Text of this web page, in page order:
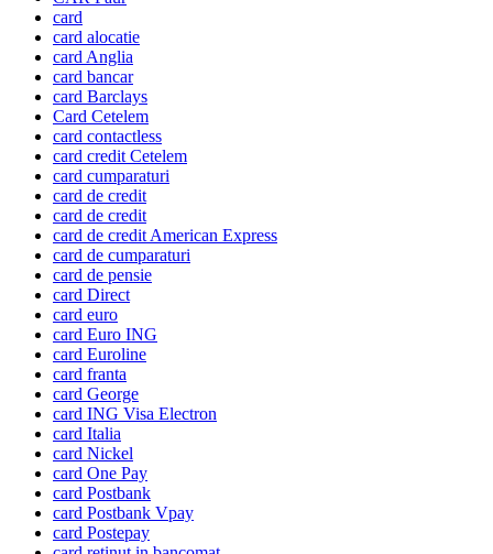
card
card alocatie
card Anglia
card bancar
card Barclays
Card Cetelem
card contactless
card credit Cetelem
card cumparaturi
card de credit
card de credit
card de credit American Express
card de cumparaturi
card de pensie
card Direct
card euro
card Euro ING
card Euroline
card franta
card George
card ING Visa Electron
card Italia
card Nickel
card One Pay
card Postbank
card Postbank Vpay
card Postepay